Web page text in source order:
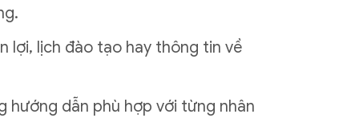
lợi, lịch đào tạo hay thông tin về
hướng dẫn phù hợp với từng nhân